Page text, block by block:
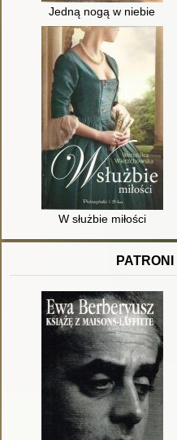
Jedną nogą w niebie
W służbie miłości